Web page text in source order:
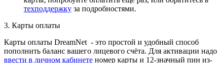
техподдержку за подробностями.
3. Карты оплаты
Карты оплаты DreamNet - это простой и удобный способ
пополнить баланс вашего лицевого счёта. Для активации надо
ввести в личном кабинете номер карты и 12-значный пин из-